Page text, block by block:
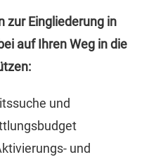
zur Eingliederung in
auf Ihren Weg in die
und
und